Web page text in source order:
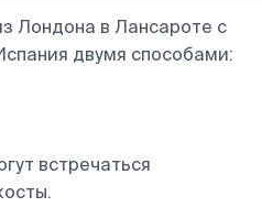
Лондона в Лансароте с
двумя способами:
встречаться